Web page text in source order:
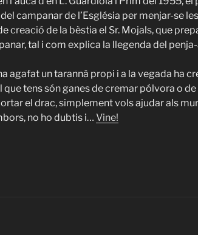
campanar de l’Església per menjar-se
creació de la bèstia el Sr. Mojals, que
tal i com explica la llegenda del
agafat un tarannà propi i a la vegada ha
que tens són ganes de cremar pólvora o
el drac, simplement vols ajudar als
no ho dubtis i… Vine!